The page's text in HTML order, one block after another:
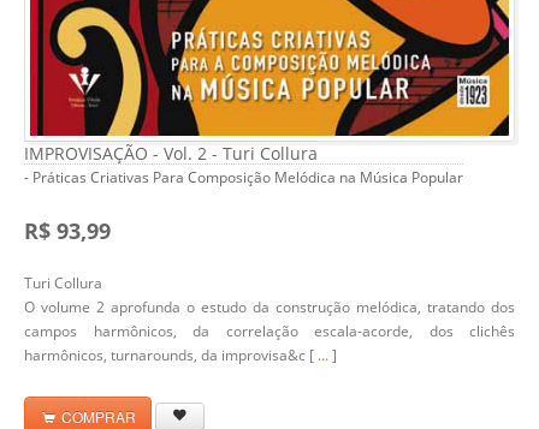
IMPROVISAÇÃO - Vol. 2 - Turi Collura
- Práticas Criativas Para Composição Melódica na Música Popular
R$ 93,99
Turi Collura
O volume 2 aprofunda o estudo da construção melódica, tratando dos
campos harmônicos, da correlação escala-acorde, dos clichês
harmônicos, turnarounds, da improvisa&c [ ...]
COMPRAR